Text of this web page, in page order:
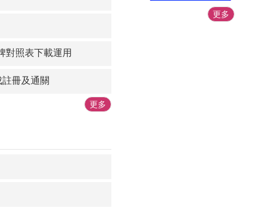
對照表下載運用
冊及通關
更多
更多